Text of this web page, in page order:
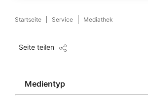
Startseite Service Mediathek
Seite teilen
Medientyp